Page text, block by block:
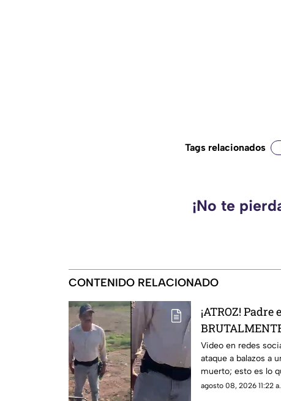
Tags relacionados
¡No te
CONTENIDO RELACIONADO
¡ATROZ! Padre
riña; hay un
Video en redes
ataque a balazos a
muerto; esto es lo
detalles.
agosto 08, 2026 11:22